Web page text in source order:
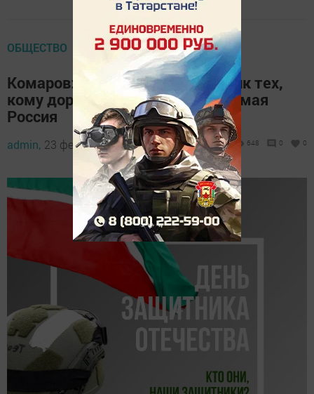
ОБЩЕСТВО
Комаров: 23 Февраля — праздник тех,
кому дорога сильная и независимая
Россия
admin, 23 февраля 2023 - 14:22 648 0 0